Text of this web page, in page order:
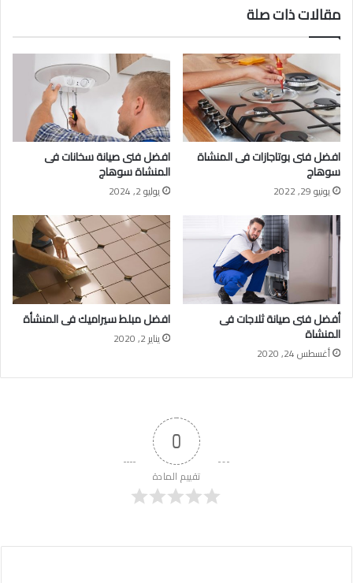
مقالات ذات صلة
افضل فنى بوتاجازات فى المنشاة
سوهاج
يونيو 29, 2022
افضل فنى صيانة سخانات فى
المنشاة سوهاج
يوليو 2, 2024
أفضل فنى صيانة ثلاجات فى
المنشاة
أغسطس 24, 2020
افضل مبلط سيراميك فى المنشأة
يناير 2, 2020
0
تقييم المادة